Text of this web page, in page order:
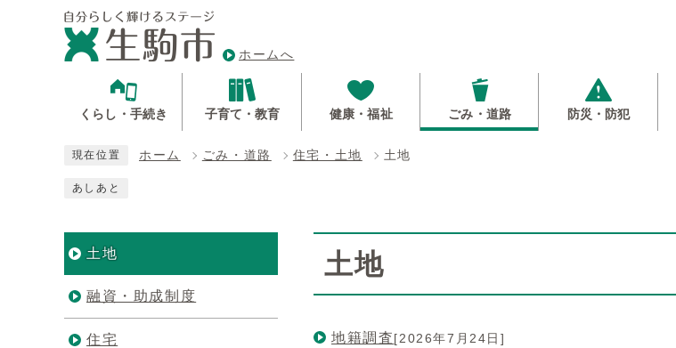
ホームへ
くらし・手続き 子育て・教育 健康・福祉 ごみ・道路 防災・防犯
現在位置 ホーム ごみ・道路 住宅・土地 土地
あしあと
土地
地籍調査[2026年7月24日]
土地
融資・助成制度
住宅